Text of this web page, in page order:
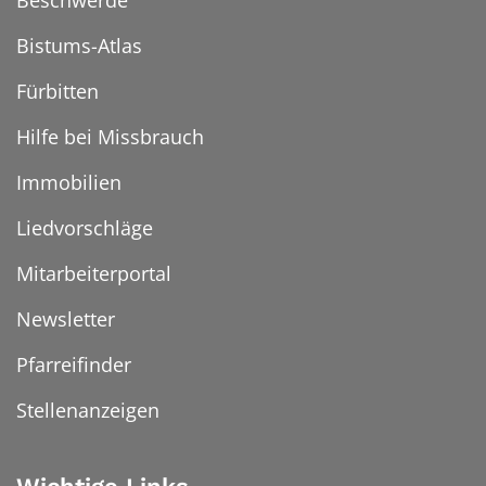
Bistums-Atlas
Fürbitten
Hilfe bei Missbrauch
Immobilien
Liedvorschläge
Mitarbeiterportal
Newsletter
Pfarreifinder
Stellenanzeigen